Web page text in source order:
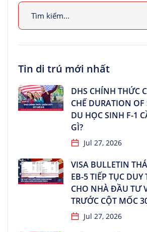
Tin di trú mới nhất
DHS CHÍNH THỨC
CHẾ DURATION OF
DU HỌC SINH F-1
GÌ?
Jul 27, 2026
VISA BULLETIN
EB-5 TIẾP TỤC DUY
CHO NHÀ ĐẦU TƯ
TRƯỚC CỘT MỐC
Jul 27, 2026